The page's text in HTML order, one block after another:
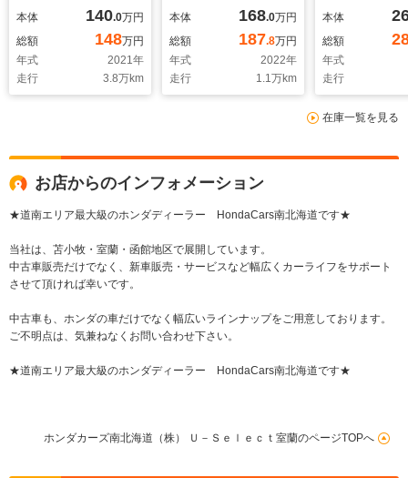
本体 140.0万円
総額
148万円
年式
2021年
走行
3.8万km
本体 168.0万円
総額
187.8万円
年式
2022年
走行
1.1万km
本体
総額
年式
走行
在庫一覧を見る
お店からのインフォメーション
★道南エリア最大級のホンダディーラー HondaCars南北海道です★
当社は、苫小牧・室蘭・函館地区で展開しています。
中古車販売だけでなく、新車販売・サービスなど幅広くカーライフをサポート
させて頂ければ幸いです。
中古車も、ホンダの車だけでなく幅広いラインナップをご用意しております。
ご不明点は、気兼ねなくお問い合わせ下さい。
★道南エリア最大級のホンダディーラー HondaCars南北海道です★
ホンダカーズ南北海道（株） Ｕ－Ｓｅｌｅｃｔ室蘭のページTOPへ